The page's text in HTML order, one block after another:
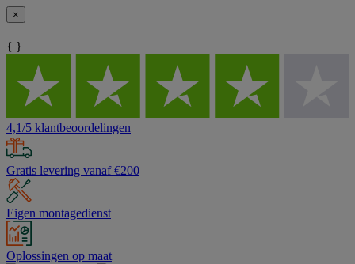
×
{ }
4,1/5 klantbeoordelingen
Gratis levering vanaf €200
Eigen montagedienst
Oplossingen op maat